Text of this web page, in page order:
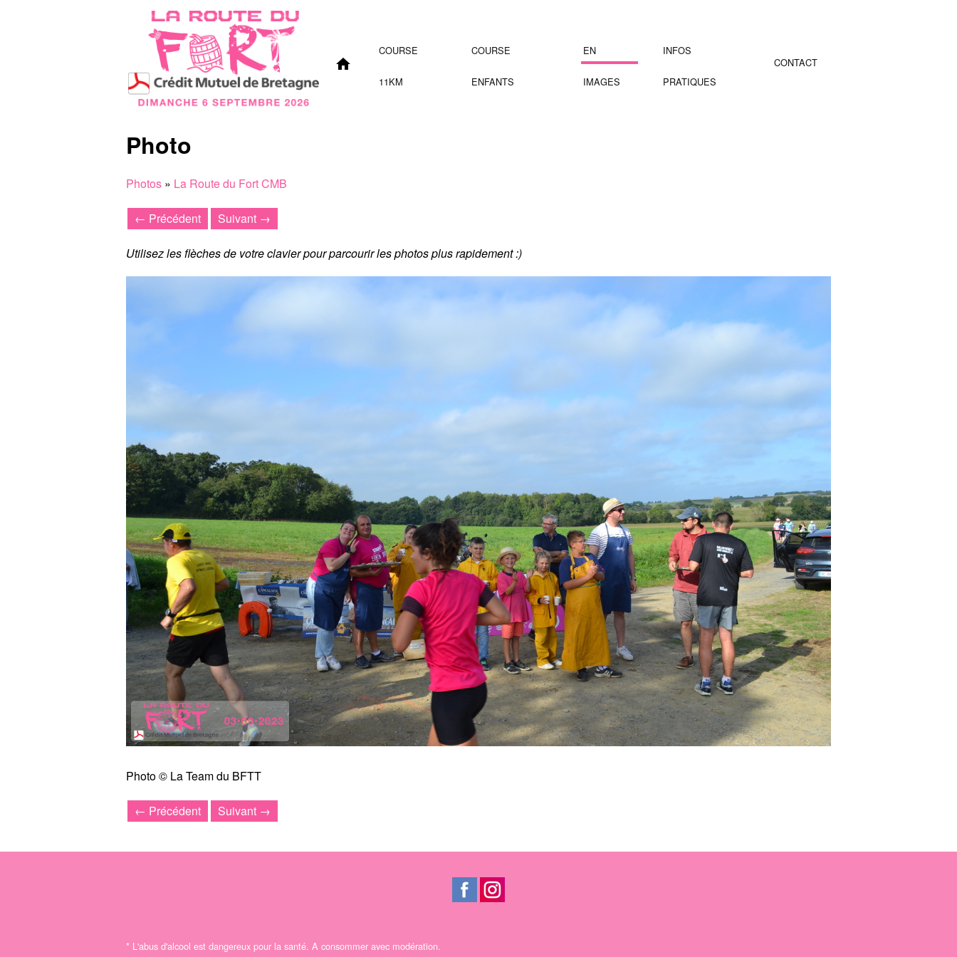
COURSE
11KM
COURSE
ENFANTS
EN
IMAGES
INFOS
PRATIQUES
CONTACT
Photo
Photos » La Route du Fort CMB
← Précédent Suivant →
Utilisez les flèches de votre clavier pour parcourir les photos plus rapidement :)
Photo © La Team du BFTT
← Précédent Suivant →
* L'abus d'alcool est dangereux pour la santé. A consommer avec modération.